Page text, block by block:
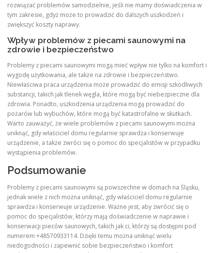
rozwiązać problemów samodzielnie, jeśli nie mamy doświadczenia w
tym zakresie, gdyż może to prowadzić do dalszych uszkodzeń i
zwiększyć koszty naprawy.
Wpływ problemów z piecami saunowymi na
zdrowie i bezpieczeństwo
Problemy z piecami saunowymi mogą mieć wpływ nie tylko na komfort i
wygodę użytkowania, ale także na zdrowie i bezpieczeństwo.
Niewłaściwa praca urządzenia może prowadzić do emisji szkodliwych
substancji, takich jak tlenek węgla, które mogą być niebezpieczne dla
zdrowia. Ponadto, uszkodzenia urządzenia mogą prowadzić do
pożarów lub wybuchów, które mogą być katastrofalne w skutkach.
Warto zauważyć, że wiele problemów z piecami saunowymi można
uniknąć, gdy właściciel domu regularnie sprawdza i konserwuje
urządzenie, a także zwróci się o pomoc do specjalistów w przypadku
wystąpienia problemów.
Podsumowanie
Problemy z piecami saunowymi są powszechne w domach na Śląsku,
jednak wiele z nich można uniknąć, gdy właściciel domu regularnie
sprawdza i konserwuje urządzenie. Ważne jest, aby zwrócić się o
pomoc do specjalistów, którzy mają doświadczenie w naprawie i
konserwacji pieców saunowych, takich jak ci, którzy są dostępni pod
numerem +48570933114. Dzięki temu można uniknąć wielu
niedogodności i zapewnić sobie bezpieczeństwo i komfort